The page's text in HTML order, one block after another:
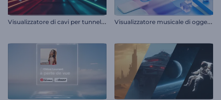
V
isualizzatore di cavi per tunnel al neon V
isualizzatore musicale di oggetti cinetici